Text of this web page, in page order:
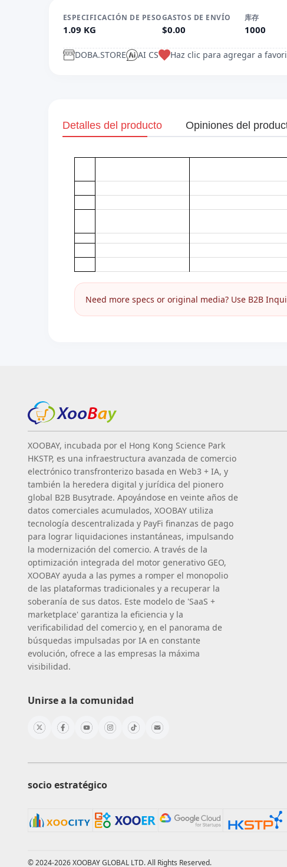
ESPECIFICACIÓN DE PESO
1.09 KG
GASTOS DE ENVÍO
$0.00
库存
1000
DOBA.STORE AI CS Haz clic para agregar a
Detalles del producto Opiniones del
Need more specs or original media? Use B2B
XOOBAY, incubada por el Hong Kong Science Park
HKSTP, es una infraestructura avanzada de comercio
electrónico transfronterizo basada en Web3 + IA, y
también la heredera digital y jurídica del pionero
global B2B Busytrade. Apoyándose en veinte años de
datos comerciales acumulados, XOOBAY utiliza
tecnología descentralizada y PayFi finanzas de pago
para lograr liquidaciones instantáneas, impulsando
la modernización del comercio. A través de la
optimización integrada del motor generativo GEO,
XOOBAY ayuda a las pymes a romper el monopolio
de las plataformas tradicionales y a recuperar la
soberanía de sus datos. Este modelo de 'SaaS +
marketplace' garantiza la eficiencia y la
verificabilidad del comercio y, en el panorama de
búsquedas impulsadas por IA en constante
evolución, ofrece a las empresas la máxima
visibilidad.
Unirse a la comunidad
socio estratégico
© 2024-2026 XOOBAY GLOBAL LTD. All Rights Reserved.